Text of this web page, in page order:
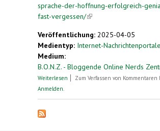
sprache-der-hoffnung-erfolgreich-
fast-vergessen/(link is external)
Veröffentlichung: 2025-04-05
Medientyp: Internet-Nachrichtenportale
Medium:
B.O.N.Z. - Bloggende Online Nerds
Weiterlesen über Esperanto: Die Sprache der
Zum Verfassen von Kommentaren
Anmelden